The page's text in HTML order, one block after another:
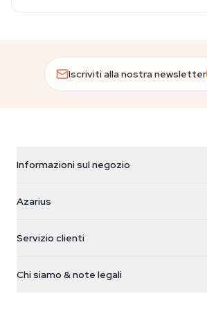
Iscriviti alla nostra newsletter
Informazioni sul negozio
Galvaniweg 11
Nederland
+31(0)204897914
Azarius
Smokeshop
Servizio clienti
Chi siamo & note legali